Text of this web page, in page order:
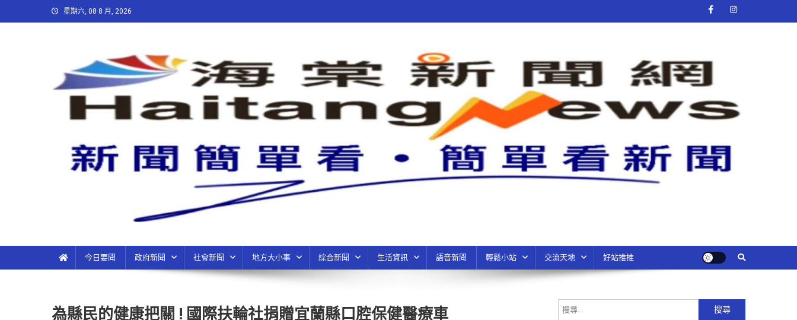
星期六, 08 8 月, 2026
今日要聞 政府新聞 社會新聞 地方大小事 綜合新聞 生活資訊 語音新聞 輕鬆小站 交流天地 好站推推
為縣民的健康把關 ! 國際扶輪社捐贈宜蘭縣口腔保健醫療車